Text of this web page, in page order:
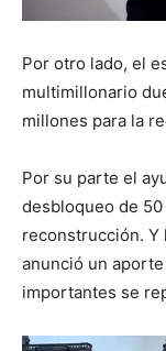
Por otro lado, el
multimillonario
millones para la
Por su parte el
desbloqueo de
reconstrucción. Y
anunció un
importantes se